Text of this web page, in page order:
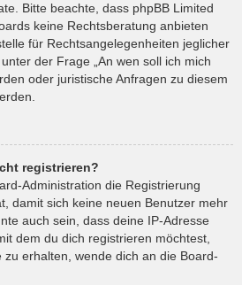
Bitte beachte, dass phpBB Limited
keine Rechtsberatung anbieten
für Rechtsangelegenheiten jeglicher
der Frage „An wen soll ich mich
oder juristische Anfragen zu diesem
registrieren?
Administration die Registrierung
damit sich keine neuen Benutzer mehr
auch sein, dass deine IP-Adresse
dem du dich registrieren möchtest,
erhalten, wende dich an die Board-